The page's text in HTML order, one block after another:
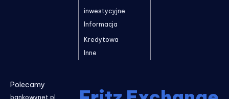
inwestycyjne
Informacja
Kredytowa
Inne
Polecamy
bankowynet.pl